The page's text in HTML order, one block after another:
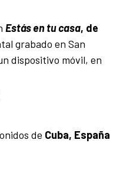
Estás en tu casa, de
grabado en San
dispositivo móvil, en
de Cuba, España